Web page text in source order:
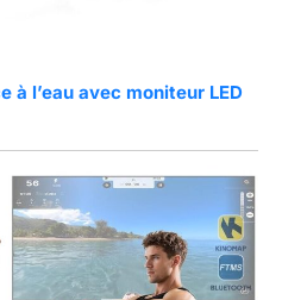
à l’eau avec moniteur LED